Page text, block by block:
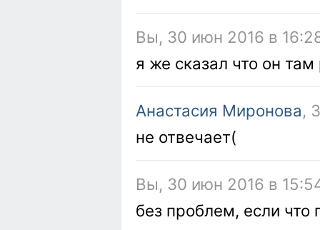
Вы, 30 июн 2016 в
я же сказал что он
Анастасия Миронова,
не отвечает(
Вы, 30 июн 2016 в
без проблем, если что